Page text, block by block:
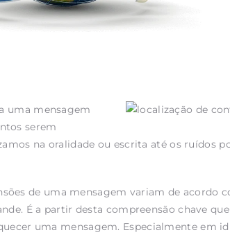
uma mensagem
serem
na oralidade ou escrita até os ruídos
de uma mensagem variam de acordo
É a partir desta compreensão chave
uma mensagem. Especialmente em